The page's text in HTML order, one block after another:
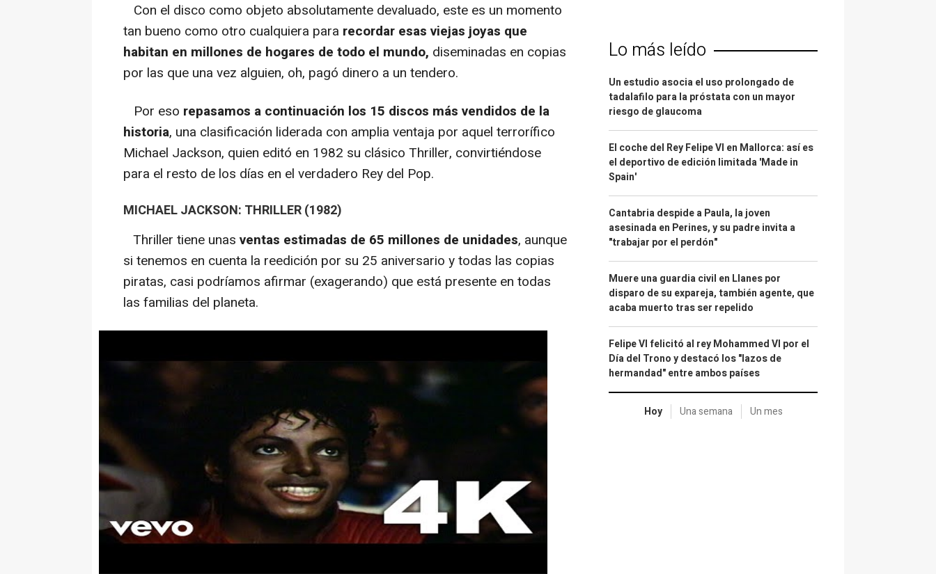
Con el disco como objeto absolutamente devaluado, este es un momento
tan bueno como otro cualquiera para recordar esas viejas joyas que
habitan en millones de hogares de todo el mundo, diseminadas en copias
por las que una vez alguien, oh, pagó dinero a un tendero.
Por eso repasamos a continuación los 15 discos más vendidos de la
historia, una clasificación liderada con amplia ventaja por aquel terrorífico
Michael Jackson, quien editó en 1982 su clásico Thriller, convirtiéndose
para el resto de los días en el verdadero Rey del Pop.
MICHAEL JACKSON: THRILLER (1982)
Thriller tiene unas ventas estimadas de 65 millones de unidades, aunque
si tenemos en cuenta la reedición por su 25 aniversario y todas las copias
piratas, casi podríamos afirmar (exagerando) que está presente en todas
las familias del planeta.
Lo más leído
Un estudio asocia el uso prolongado de
tadalafilo para la próstata con un mayor
riesgo de glaucoma
El coche del Rey Felipe VI en Mallorca: así es
el deportivo de edición limitada 'Made in
Spain'
Cantabria despide a Paula, la joven
asesinada en Perines, y su padre invita a
"trabajar por el perdón"
Muere una guardia civil en Llanes por
disparo de su expareja, también agente, que
acaba muerto tras ser repelido
Felipe VI felicitó al rey Mohammed VI por el
Día del Trono y destacó los "lazos de
hermandad" entre ambos países
Hoy Una semana Un mes